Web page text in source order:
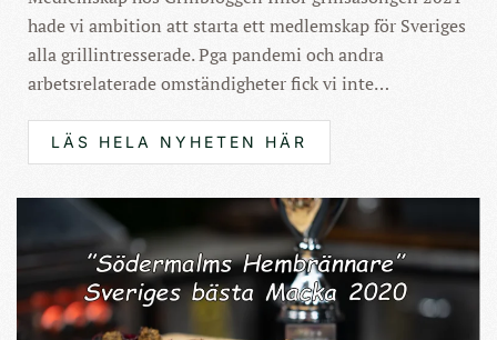
hade vi ambition att starta ett medlemskap för Sveriges
alla grillintresserade. Pga pandemi och andra
arbetsrelaterade omständigheter fick vi inte…
LÄS HELA NYHETEN HÄR